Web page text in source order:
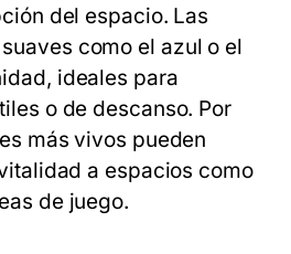
del espacio. Las
como el azul o el
ideales para
o de descanso. Por
más vivos pueden
a espacios como
de juego.